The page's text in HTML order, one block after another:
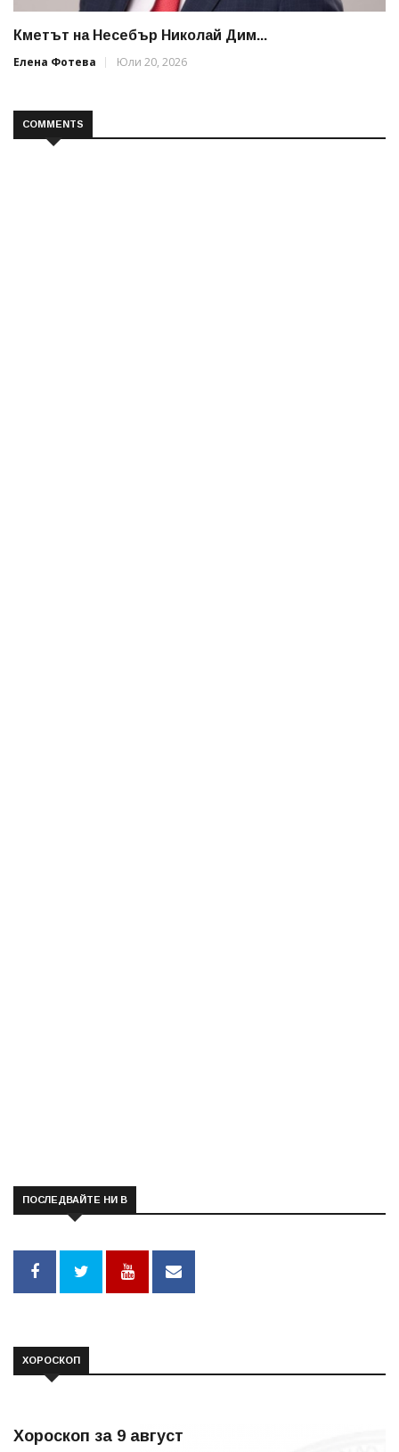
Кметът на Несебър Николай Дим...
Елена Фотева
Юли 20, 2026
COMMENTS
ПОСЛЕДВАЙТЕ НИ В
ХОРОСКОП
Хороскоп за 9 август